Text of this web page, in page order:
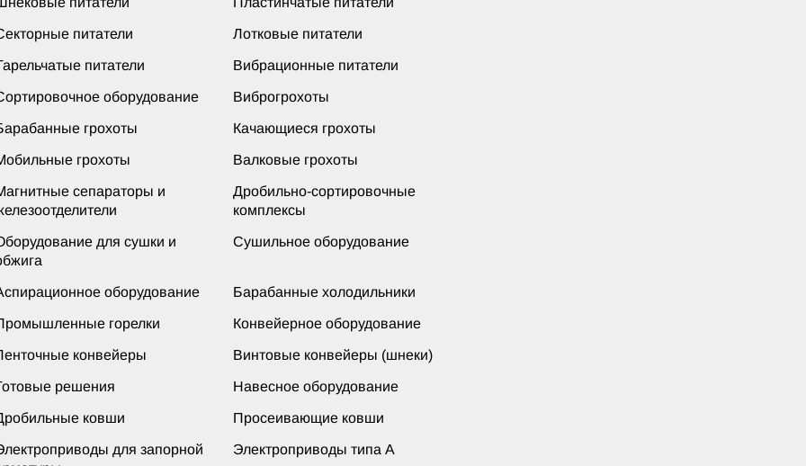
питатели Лотковые питатели
питатели Вибрационные питатели
оборудование Виброгрохоты
грохоты Качающиеся грохоты
грохоты Валковые грохоты
сепараторы и
Дробильно-сортировочные
комплексы
для сушки и
Сушильное оборудование
оборудование Барабанные холодильники
горелки Конвейерное оборудование
конвейеры Винтовые конвейеры (шнеки)
решения Навесное оборудование
ковши Просеивающие ковши
для запорной
Электроприводы типа А